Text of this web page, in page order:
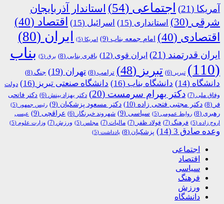
آمریکا (21) اجتماعی (54)
استاندار آذربایجان
شرقی (30) استانداری (15) اسرائیل (15) اقتصاد (40)
اقتصادی (40) امام جمعه بناب (9) امریکا (5) ایران (80)
ایران قدرتمند (21) ایران قوی (12) باقری بنابی (8) برق (5)
بناب
(110)
تبریر (6) تبریز (48) ترامپ (8) تهران (19) جنگ (8)
دانشگاه (14) دانشگاه بناب (16) دانشگاه صنعتی تبریز (16)
دولت
وفاق ملی (7) دکتر بهرام سرمست (20) دکتر بهزاد بینش (6)
دکتر فاتحی
فر (8) دکتر مجتبی فتحی زاده (10) دکتر مسعود پزشکیان (9) رئیس جمهور (5)
رهبری (8) روابط عمومی (5) سیاسی (9) شهروند خبرنگار (6) عراقچی (9)
عیسی
اروج زاده (5) فرهنگ (7) فولاد ظفر (7) مالیات (7) مجلس (5) ورزش (7) وزارت علوم (5)
وعده صادق 3 (14) پزشکیان (8) یادداشت (5)
اجتماعی
اقتصاد
سیاسی
فرهنگ
ورزش
دانشگاه